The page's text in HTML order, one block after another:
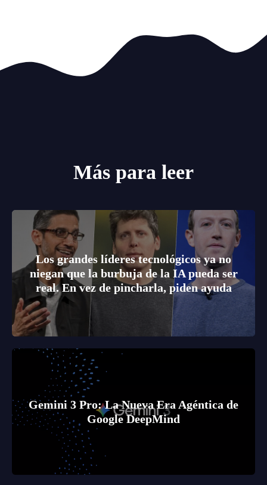
Más para leer
Los grandes líderes tecnológicos ya no
niegan que la burbuja de la IA pueda ser
real. En vez de pincharla, piden ayuda
Gemini 3 Pro: La Nueva Era Agéntica de
Google DeepMind